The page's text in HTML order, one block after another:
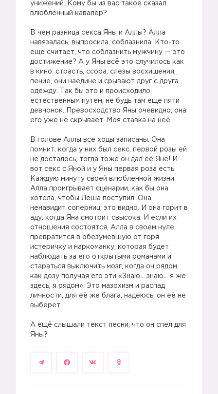
унижений. Кому бы из вас такое сказал
влюбленный кавалер?
В чем разница секса Яны и Аллы? Алла
навязалась, выпросила, соблазнила. Кто-то
ещё считает, что соблазнить мужчину — это
достижение? А у Яны всё это случилось как
в кино: страсть, ссора, слезы восхищения,
пение, они наедине и срывают друг с друга
одежду. Так бы это и происходило
естественным путем, не будь там еще пяти
девчонок. Превосходство Яны очевидно, она
его уже не скрывает. Моя ставка на неё.
В голове Аллы все ходы записаны. Она
помнит, когда у них был секс, первой розы ей
не досталось, тогда тоже он дал её Яне! И
вот секс с Яной и у Яны первая роза есть.
Каждую минуту своей влюбленной жизни
Алла проигрывает сценарии, как бы она
хотела, чтобы Леша поступил. Она
ненавидит соперниц, это видно. И она горит в
аду, когда Яна смотрит свысока. И если их
отношения состоятся, Алла в своем нуле
превратится в обезумевшую от горя
истеричку и наркоманку, которая будет
наблюдать за его открытыми романами и
стараться выключить мозг, когда он рядом,
как дозу получая его эти «Знаю… знаю… я же
здесь, я рядом». Это мазохизм и распад
личности, для её же блага, надеюсь, он её не
выберет.
А ещё слышали текст песни, что он спел для
Яны?